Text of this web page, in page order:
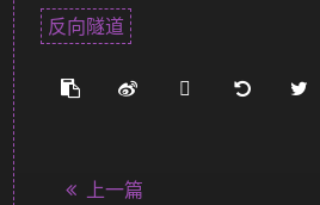
反向隧道
上一篇